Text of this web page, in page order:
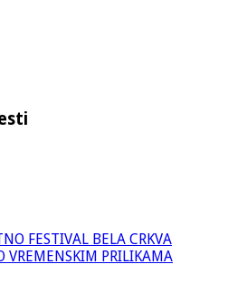
FESTIVAL BELA CRKVA
VREMENSKIM PRILIKAMA